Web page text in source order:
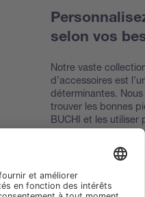
selon vos
Notre vaste
d’accessoires est
déterminantes.
trouver les bonnes
BUCHI et les utiliser
Découvrez nos
accessoires